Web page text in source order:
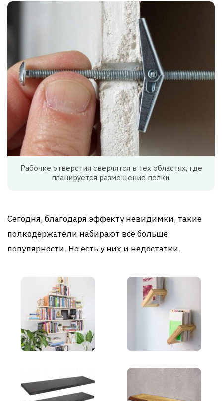
Рабочие отверстия сверлятся в тех областях, где
планируется размещение полки.
Сегодня, благодаря эффекту невидимки, такие
полкодержатели набирают все больше
популярности. Но есть у них и недостатки.